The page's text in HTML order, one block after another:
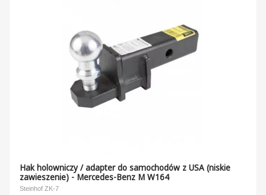
Hak holowniczy / adapter do samochodów z USA (niskie
zawieszenie) - Mercedes-Benz M W164
Steinhof ZK-7